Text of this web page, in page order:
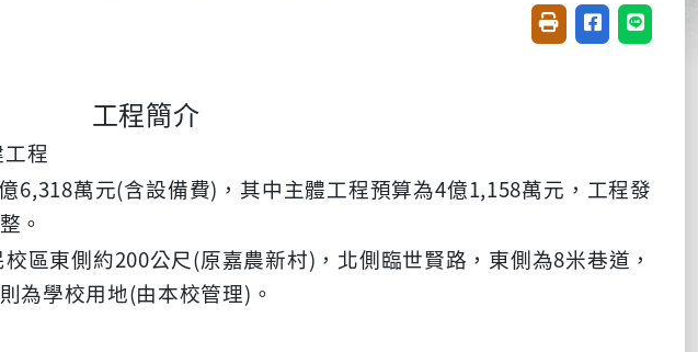
友善列印(開新視窗)
分享至臉書(
分享至
工程簡介
程
6,318萬元(含設備費) ，其中主體工程預算為4億1,158萬元，工程發
。
區東側約200公尺 (原嘉農新村) ，北側臨世賢路，東側為8米巷道，
為學校用地(由本校管理) 。